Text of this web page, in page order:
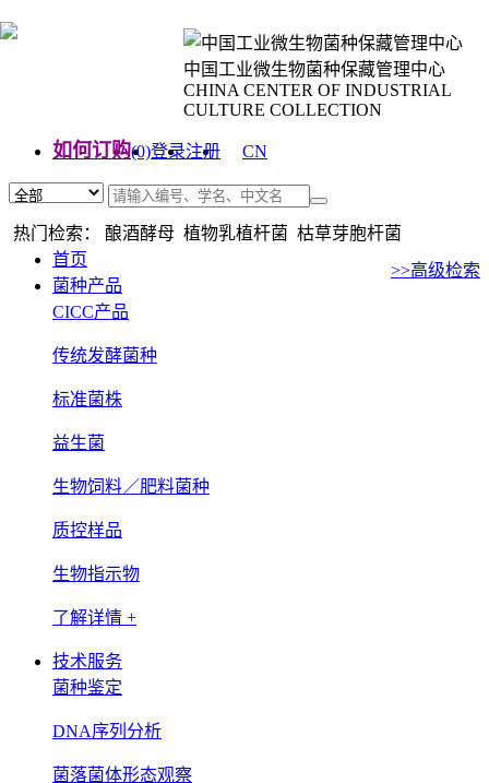
中国工业微生物菌种保藏管理中心
CHINA CENTER OF INDUSTRIAL
CULTURE COLLECTION
如何订购(0)登录注册
CN
热门检索： 酿酒酵母 植物乳植杆菌 枯草芽胞杆菌
>>高级检索
首页
菌种产品
CICC产品
传统发酵菌种
标准菌株
益生菌
生物饲料／肥料菌种
质控样品
生物指示物
了解详情 +
技术服务
菌种鉴定
DNA序列分析
菌落菌体形态观察